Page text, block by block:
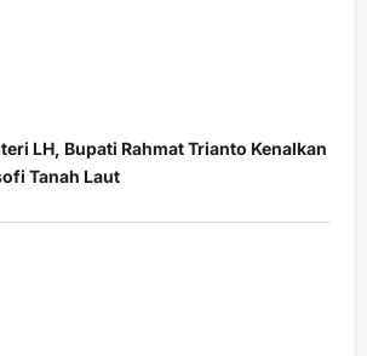
LH, Bupati Rahmat Trianto Kenalkan
Tanah Laut